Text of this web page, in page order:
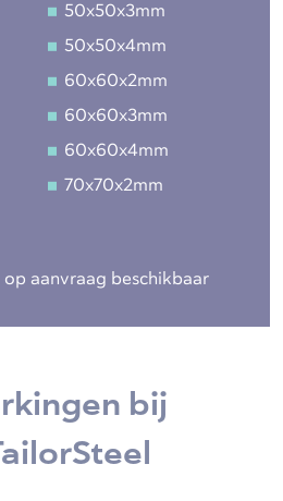
50x50x3mm
50x50x4mm
60x60x2mm
60x60x3mm
60x60x4mm
70x70x2mm
aanvraag beschikbaar
bij